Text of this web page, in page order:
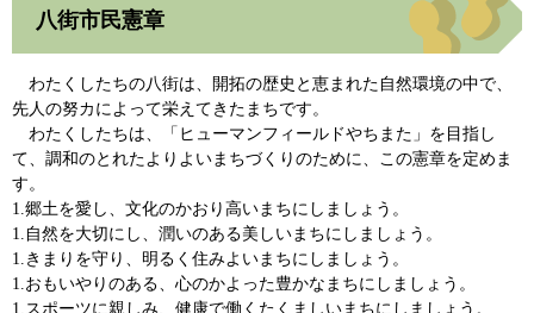
八街市民憲章
わたくしたちの八街は、開拓の歴史と恵まれた自然環境の中で、
先人の努カによって栄えてきたまちです。
わたくしたちは、「ヒューマンフィールドやちまた」を目指し
て、調和のとれたよりよいまちづくりのために、この憲章を定めま
す。
1.郷土を愛し、文化のかおり高いまちにしましょう。
1.自然を大切にし、潤いのある美しいまちにしましょう。
1.きまりを守り、明るく住みよいまちにしましょう。
1.おもいやりのある、心のかよった豊かなまちにしましょう。
1.スポーツに親しみ、健康で働くたくましいまちにしましょう。